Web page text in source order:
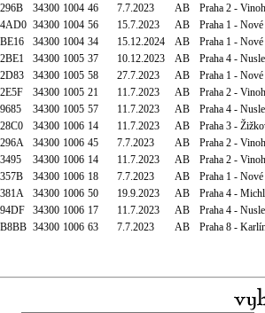
296B 34300 1004 46 7.7.2023 AB
Praha 2 -
4AD0 34300 1004 56 15.7.2023 AB
Praha 1 -
BE16 34300 1004 34 15.12.2024 AB
Praha 1 -
2BE1 34300 1005 37 10.12.2023 AB
Praha 4 -
2D83 34300 1005 58 27.7.2023 AB
Praha 1 -
2E5F 34300 1005 21 11.7.2023 AB
Praha 2 -
9685 34300 1005 57 11.7.2023 AB
Praha 4 -
28C0 34300 1006 14 11.7.2023 AB
Praha 3 -
296A 34300 1006 45 7.7.2023 AB
Praha 2 -
3495 34300 1006 14 11.7.2023 AB
Praha 2 -
357B 34300 1006 18 7.7.2023 AB
Praha 1 -
381A 34300 1006 50 19.9.2023 AB
Praha 4 -
94DF 34300 1006 17 11.7.2023 AB
Praha 4 -
B8BB 34300 1006 63 7.7.2023 AB Praha 8 -